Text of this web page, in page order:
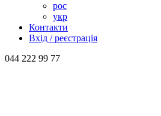
рос
укр
Контакти
Вхід / реєстрація
044 222 99 77